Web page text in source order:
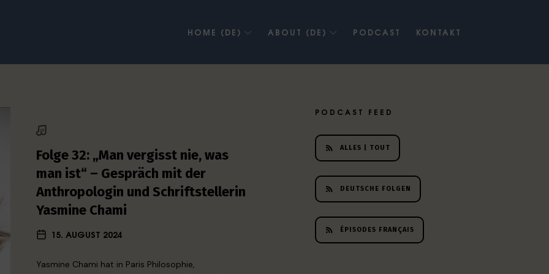
HOME (DE) ABOUT (DE) PODCAST KONTAKT
Folge 32: „Man vergisst nie, was
man ist“ – Gespräch mit der
Anthropologin und Schriftstellerin
Yasmine Chami
15. AUGUST 2024
Yasmine Chami hat in Paris Philosophie,
PODCAST FEED
ALLES | TOUT
DEUTSCHE FOLGEN
ÉPISODES FRANÇAIS